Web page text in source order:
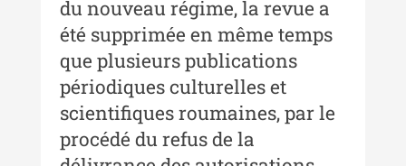
Buletinul Centrului de Cercetare
și Conservare-Restaurare a
Patrimoniului - 2021
Buletinul Centrului de Cercetare
și Conservare-Restaurare a
Patrimoniului - 2020
du nouveau régime, la revue a
été supprimée en même temps
que plusieurs publications
périodiques culturelles et
scientifiques roumaines, par le
procédé du refus de la